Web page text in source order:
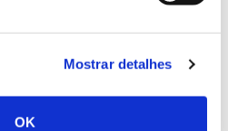
Mostrar detalhes
OK